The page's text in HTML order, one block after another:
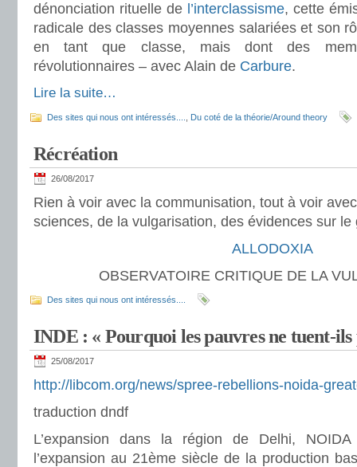
dénonciation rituelle de l’interclassisme, cette
radicale des classes moyennes salariées et son
en tant que classe, mais dont des
révolutionnaires – avec Alain de Carbure.
Lire la suite…
Des sites qui nous ont intéressés.... Du coté de la théorie/Around theory
Récréation
26/08/2017
Rien à voir avec la communisation, tout à voir
sciences, de la vulgarisation, des évidences sur
ALLODOXIA
OBSERVATOIRE CRITIQUE DE LA
Des sites qui nous ont intéressés....
INDE : « Pourquoi les pauvres ne tuent-ils
25/08/2017
http://libcom.org/news/spree-rebellions-noida-
traduction dndf
L’expansion dans la région de Delhi,
l’expansion au 21ème siècle de la production